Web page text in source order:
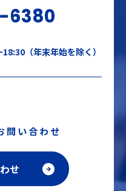
6380
（年末年始を除く）
問い合わせ
せ